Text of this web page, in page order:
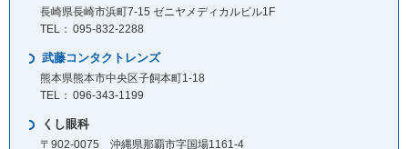
長崎県長崎市浜町7-15 ゼニヤメディカルビル1F
095-832-2288
武藤コンタクトレンズ
熊本県熊本市中央区子飼本町1-18
096-343-1199
くし眼科
〒902-0075 沖縄県那覇市字国場1161-4